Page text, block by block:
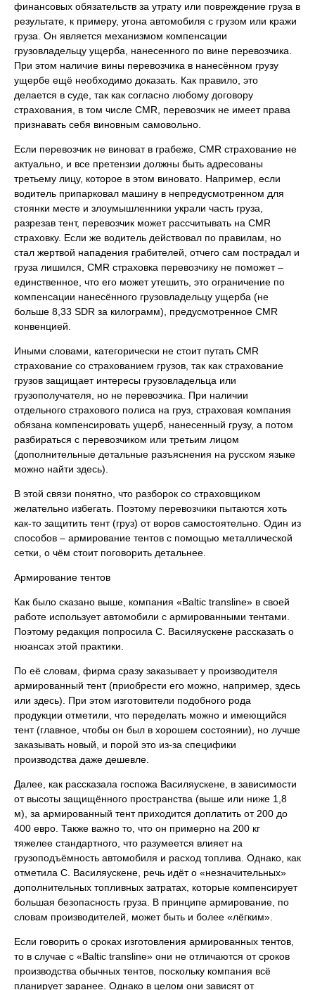
финансовых обязательств за утрату или повреждение груза в
результате, к примеру, угона автомобиля с грузом или кражи
груза. Он является механизмом компенсации
грузовладельцу ущерба, нанесенного по вине перевозчика.
При этом наличие вины перевозчика в нанесённом грузу
ущербе ещё необходимо доказать. Как правило, это
делается в суде, так как согласно любому договору
страхования, в том числе CMR, перевозчик не имеет права
признавать себя виновным самовольно.
Если перевозчик не виноват в грабеже, CMR страхование не
актуально, и все претензии должны быть адресованы
третьему лицу, которое в этом виновато. Например, если
водитель припарковал машину в непредусмотренном для
стоянки месте и злоумышленники украли часть груза,
разрезав тент, перевозчик может рассчитывать на CMR
страховку. Если же водитель действовал по правилам, но
стал жертвой нападения грабителей, отчего сам пострадал и
груза лишился, CMR страховка перевозчику не поможет –
единственное, что его может утешить, это ограничение по
компенсации нанесённого грузовладельцу ущерба (не
больше 8,33 SDR за килограмм), предусмотренное CMR
конвенцией.
Иными словами, категорически не стоит путать CMR
страхование со страхованием грузов, так как страхование
грузов защищает интересы грузовладельца или
грузополучателя, но не перевозчика. При наличии
отдельного страхового полиса на груз, страховая компания
обязана компенсировать ущерб, нанесенный грузу, а потом
разбираться с перевозчиком или третьим лицом
(дополнительные детальные разъяснения на русском языке
можно найти здесь).
В этой связи понятно, что разборок со страховщиком
желательно избегать. Поэтому перевозчики пытаются хоть
как-то защитить тент (груз) от воров самостоятельно. Один из
способов – армирование тентов с помощью металлической
сетки, о чём стоит поговорить детальнее.
Армирование тентов
Как было сказано выше, компания «Baltic transline» в своей
работе использует автомобили с армированными тентами.
Поэтому редакция попросила С. Василяускене рассказать о
нюансах этой практики.
По её словам, фирма сразу заказывает у производителя
армированный тент (приобрести его можно, например, здесь
или здесь). При этом изготовители подобного рода
продукции отметили, что переделать можно и имеющийся
тент (главное, чтобы он был в хорошем состоянии), но лучше
заказывать новый, и порой это из-за специфики
производства даже дешевле.
Далее, как рассказала госпожа Василяускене, в зависимости
от высоты защищённого пространства (выше или ниже 1,8
м), за армированный тент приходится доплатить от 200 до
400 евро. Также важно то, что он примерно на 200 кг
тяжелее стандартного, что разумеется влияет на
грузоподъёмность автомобиля и расход топлива. Однако, как
отметила С. Василяускене, речь идёт о «незначительных»
дополнительных топливных затратах, которые компенсирует
бoльшая безопасность груза. В принципе армирование, по
словам производителей, может быть и более «лёгким».
Если говорить о сроках изготовления армированных тентов,
то в случае с «Baltic transline» они не отличаются от сроков
производства обычных тентов, поскольку компания всё
планирует заранее. Однако в целом они зависят от